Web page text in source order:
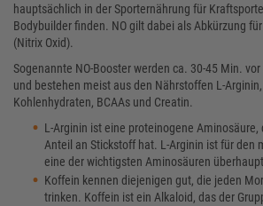
hauptsächlich in der Sporternährung für
Bodybuilder finden. NO gilt dabei als Abkürzung für
(Nitrix Oxid).
Sogenannte NO-Booster werden ca. 30-45 Min.
und bestehen meist aus den Nährstoffen L-
Kohlenhydraten, BCAAs und Creatin.
L-Arginin ist eine proteinogene Aminosäure,
Anteil an Stickstoff hat. L-Arginin ist für den
eine der wichtigsten Aminosäuren
Koffein kennen diejenigen gut, die jeden
trinken. Koffein ist ein Alkaloid, das der